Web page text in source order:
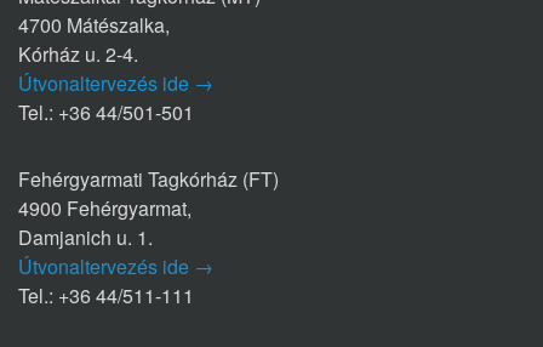
4700 Mátészalka,
Kórház u. 2-4.
Útvonaltervezés ide →
Tel.: +36 44/501-501
Fehérgyarmati Tagkórház (FT)
4900 Fehérgyarmat,
Damjanich u. 1.
Útvonaltervezés ide →
Tel.: +36 44/511-111